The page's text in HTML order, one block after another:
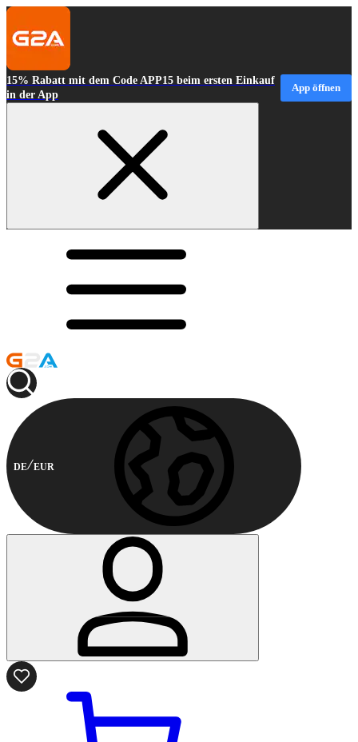
15% Rabatt mit dem Code APP15 beim ersten Einkauf
in der App
App öffnen
DE EUR